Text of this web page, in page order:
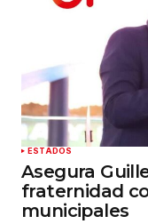
ESTADOS
Asegura
fraternidad
municipales